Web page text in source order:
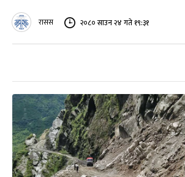
रासस २०८० साउन २४ गते १९:३१